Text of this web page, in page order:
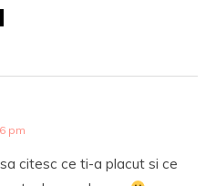
pm
citesc ce ti-a placut si ce